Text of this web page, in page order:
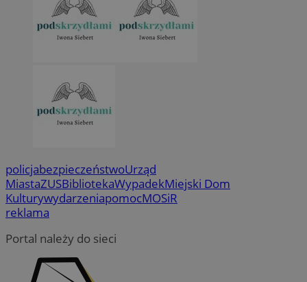
policjabezpieczeństwoUrząd
MiastaZUSBibliotekaWypadekMiejski Dom
KulturywydarzeniapomocMOSiR
reklama
Portal należy do sieci